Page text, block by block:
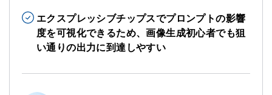
エクスプレッシブチップスでプロンプトの影響
度を可視化できるため、画像生成初心者でも狙
い通りの出力に到達しやすい